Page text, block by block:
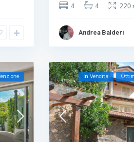
4
4 220
Andrea Balderi
In Vendita